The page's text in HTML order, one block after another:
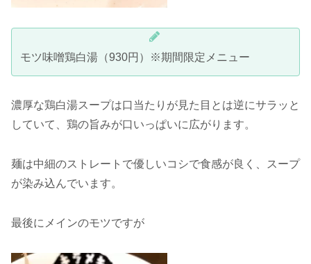
モツ味噌鶏白湯（930円）※期間限定メニュー
濃厚な鶏白湯スープは口当たりが見た目とは逆にサラッと
していて、鶏の旨みが口いっぱいに広がります。
麺は中細のストレートで優しいコシで食感が良く、スープ
が染み込んでいます。
最後にメインのモツですが